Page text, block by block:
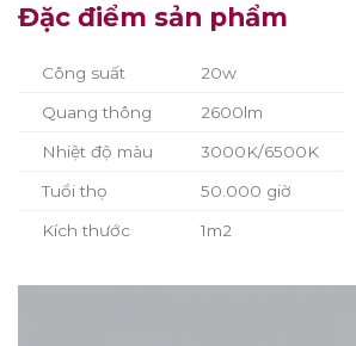
Đặc điểm sản phẩm
Công suất 20w
Quang thông 2600lm
Nhiệt độ màu 3000K/6500K
Tuổi thọ 50.000 giờ
Kích thước 1m2